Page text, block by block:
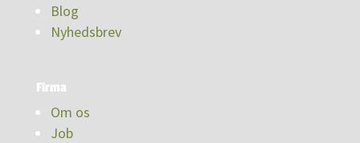
Blog
Nyhedsbrev
Firma
Om os
Job